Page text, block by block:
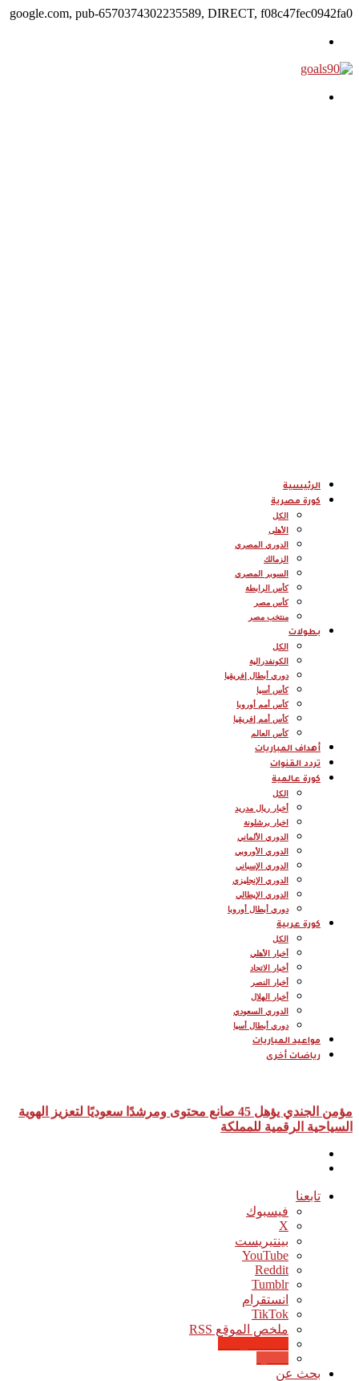
google.com, pub-6570374302235589, DIRECT, f08c47fec0942fa0
الرئيسية
كورة مصرية
الكل
الأهلى
الدوري المصري
الزمالك
السوبر المصري
كأس الرابطة
كأس مصر
منتخب مصر
بطولات
الكل
الكونفدرالية
دوري أبطال إفريقيا
كأس أسيا
كأس أمم أوروبا
كأس أمم إفريقيا
كأس العالم
أهداف المباريات
تردد القنوات
كورة عالمية
الكل
أخبار ريال مدريد
اخبار برشلونة
الدوري الألماني
الدوري الأوروبي
الدوري الإسباني
الدوري الإنجليزي
الدوري الإيطالي
دوري أبطال أوروبا
كورة عربية
الكل
أخبار الأهلي
أخبار الاتحاد
أخبار النصر
أخبار الهلال
الدوري السعودي
دوري أبطال أسيا
مواعيد المباريات
رياضات أخرى
مؤمن الجندي يؤهل 45 صانع محتوى ومرشدًا سعوديًا لتعزيز الهوية
السياحية الرقمية للمملكة
تابعنا
فيسبوك
‫X
بينتيريست
‫YouTube
انستقرام
‫TikTok
ملخص الموقع RSS
بحث عن